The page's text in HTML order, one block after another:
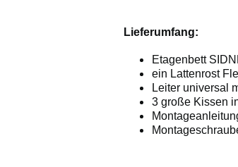
Lieferumfang:
Etagenbett
ein Lattenrost
Leiter universal
3 große Kissen